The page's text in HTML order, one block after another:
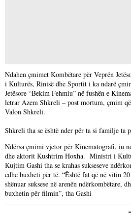
Ndahen çmimet Kombëtare për Veprën
i Kulturës, Rinisë dhe Sportit i ka ndarë
Jetësore “Bekim Fehmiu” në fushën e
letrar Azem Shkreli – post mortum, çmim
Valon Shkreli.
Shkreli tha se është nder për ta si familje ta
Ndërsa çmimi vjetor për Kinematografi, iu
dhe aktorit Kushtrim Hoxha. Ministri i
Kujtim Gashi tha se krahas sukseseve
edhe buxheti për të. “Është fat që në vitin
shënuar suksese në arenën ndërkombëtare,
buxhetin për filmin”, tha Gashi